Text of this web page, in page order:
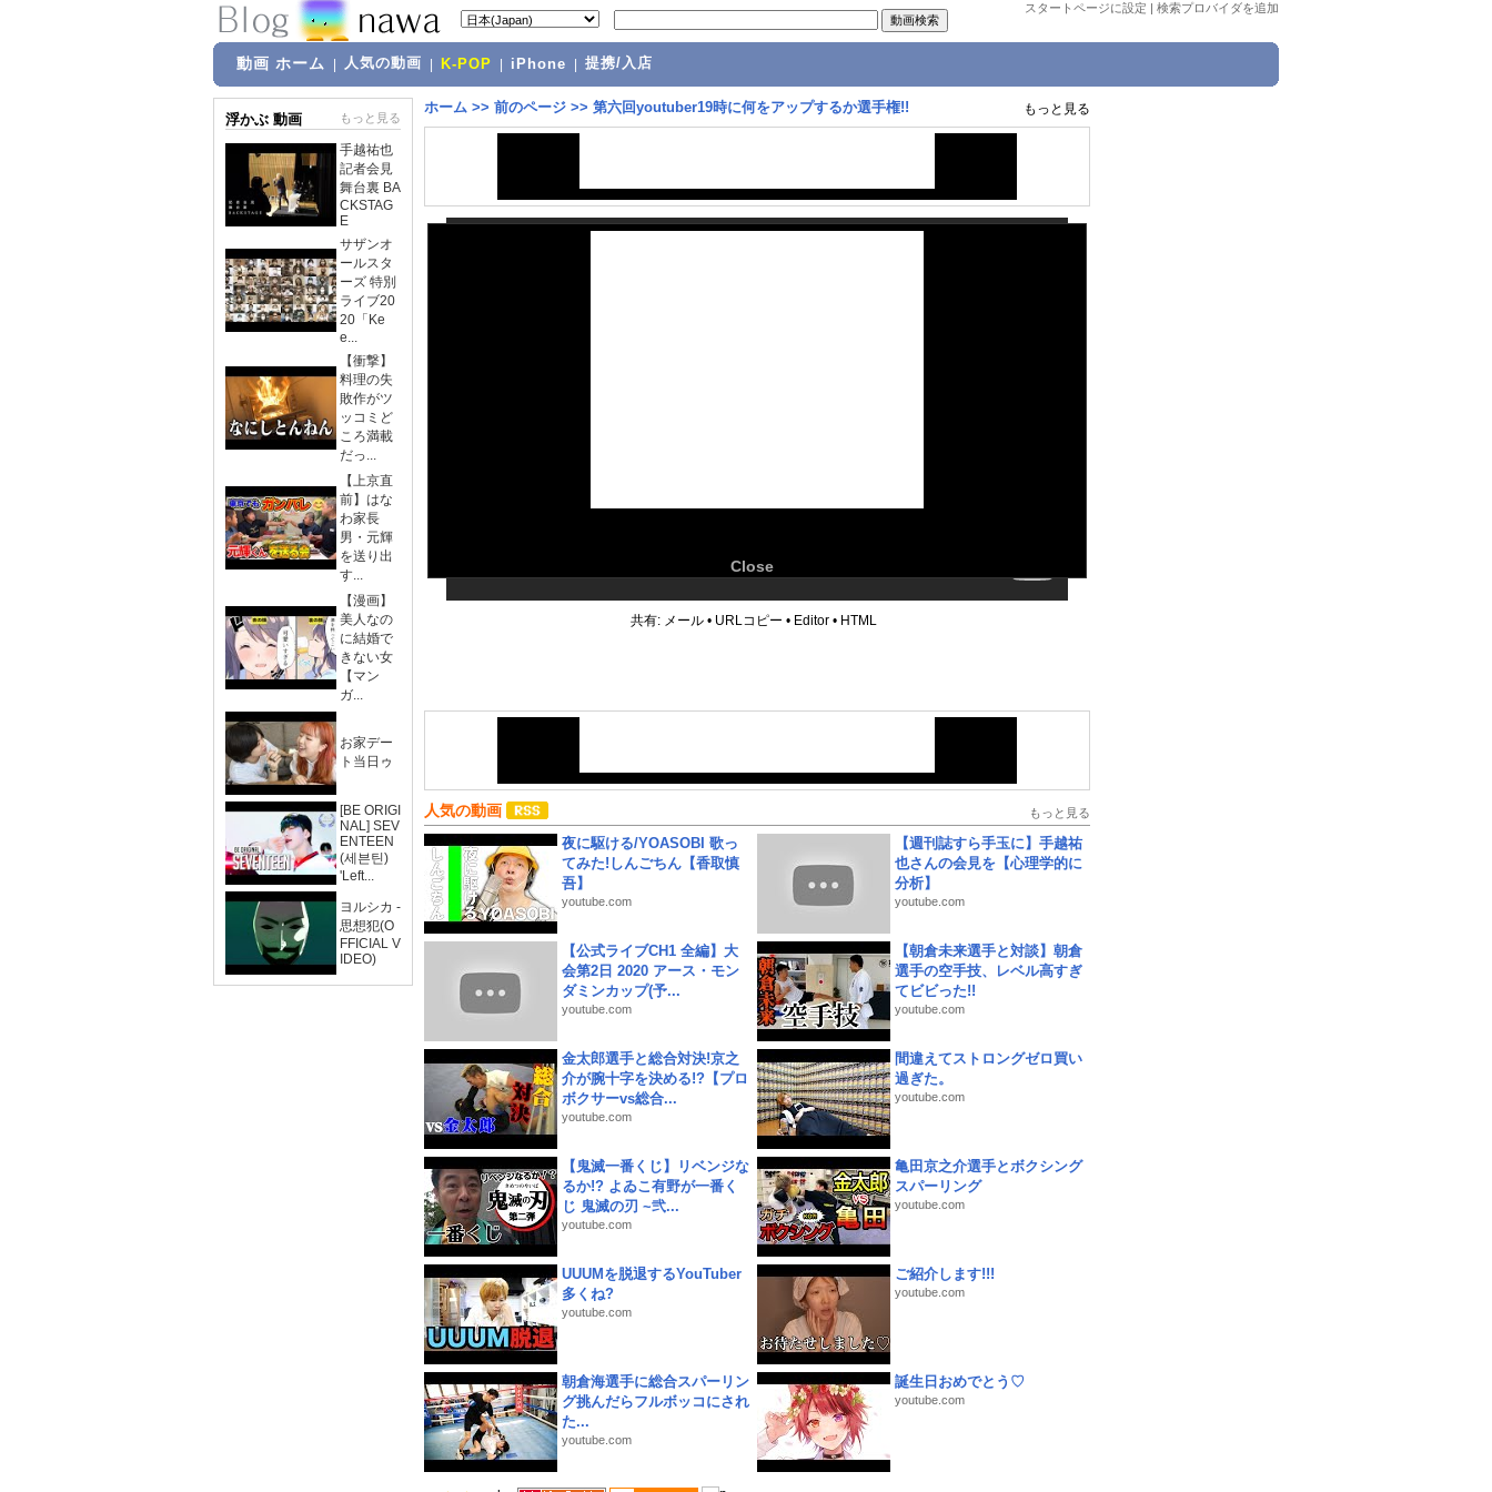
スタートページに設定 | 検索プロバイダを追加
動画 ホーム 人気の動画 K-POP iPhone 提携/入店
浮かぶ 動画 もっと見る
手越祐也
記者会見
舞台裏 BA
CKSTAG
E
サザンオ
ールスタ
ーズ 特別
ライブ20
20「Ke
e...
【衝撃】
料理の失
敗作がツ
ッコミど
ころ満載
だっ...
【上京直
前】はな
わ家長
男・元輝
を送り出
す...
【漫画】
美人なの
に結婚で
きない女
【マン
ガ...
お家デー
ト当日ゥ
[BE ORIGI
NAL] SEV
ENTEEN
(세븐틴)
'Left...
ヨルシカ -
思想犯(O
FFICIAL V
IDEO)
ホーム >> 前のページ >> 第六回youtuber19時に何をアップするか選手権!! もっと見る
Close
共有: メール • URLコピー • Editor • HTML
人気の動画 もっと見る
夜に駆ける/YOASOBI 歌っ
てみた!しんごちん【香取慎
吾】
youtube.com
【週刊誌すら手玉に】手越祐
也さんの会見を【心理学的に
分析】
youtube.com
【公式ライブCH1 全編】大
会第2日 2020 アース・モン
ダミンカップ(予...
youtube.com
【朝倉未来選手と対談】朝倉
選手の空手技、レベル高すぎ
てビビった!!
youtube.com
金太郎選手と総合対決!京之
介が腕十字を決める!?【プロ
ボクサーvs総合...
youtube.com
間違えてストロングゼロ買い
過ぎた。
youtube.com
【鬼滅一番くじ】リベンジな
るか!? よゐこ有野が一番く
じ 鬼滅の刃 ~弐...
youtube.com
亀田京之介選手とボクシング
スパーリング
youtube.com
UUUMを脱退するYouTuber
多くね?
youtube.com
ご紹介します!!!
youtube.com
朝倉海選手に総合スパーリン
グ挑んだらフルボッコにされ
た...
youtube.com
誕生日おめでとう♡
youtube.com